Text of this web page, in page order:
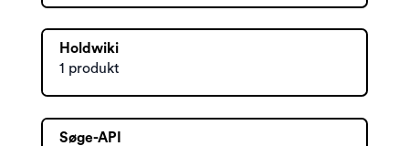
Holdwiki
1 produkt
Søge-API